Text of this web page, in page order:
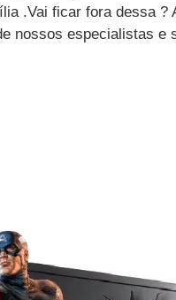
.Vai ficar fora dessa ?
nossos especialistas e